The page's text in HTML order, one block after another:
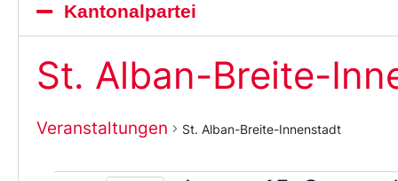
Kantonalpartei
St. Alban-Breite-
Veranstaltungen St. Alban-Breite-Innenstadt